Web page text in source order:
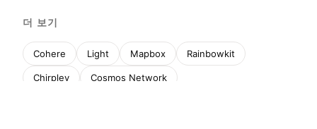
이 감각을 당신의 에이전트에
이 디자인의 기계 판독 가능한 사양——색상·타이포·
모션까지——을 그대로 AI 에이전트에 전달하세요.